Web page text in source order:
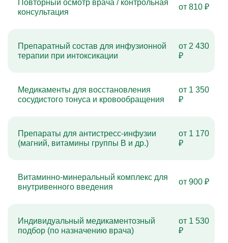
Повторный осмотр врача / контрольная
консультация
от 810 ₽
Препаратный состав для инфузионной
терапии при интоксикации
от 2 430
₽
Медикаменты для восстановления
сосудистого тонуса и кровообращения
от 1 350
₽
Препараты для антистресс-инфузии
(магний, витамины группы B и др.)
от 1 170
₽
Витаминно-минеральный комплекс для
внутривенного введения
от 900 ₽
Индивидуальный медикаментозный
подбор (по назначению врача)
от 1 530
₽